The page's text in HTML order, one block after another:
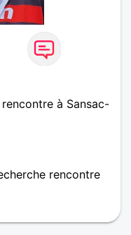
à Sansac-
rencontre